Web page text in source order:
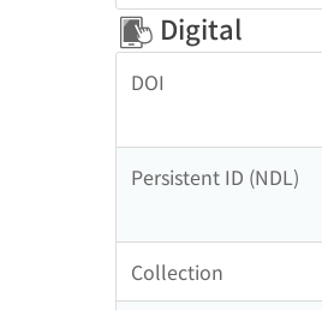
Digital
DOI
Persistent ID (NDL)
Collection